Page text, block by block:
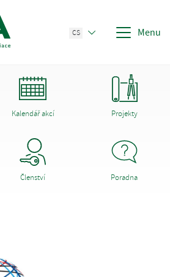
CS Menu
Kalendář akcí Projekty
Členství Poradna